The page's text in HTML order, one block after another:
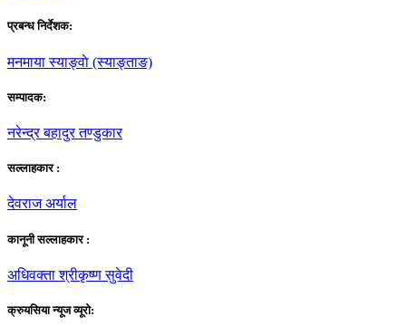
प्रबन्ध निर्देशक:
मनमाया स्याङ्वाे (स्याङ्ताङ)
सम्पादक:
नरेन्द्र बहादुर तण्डुकार
सल्लाहकार :
देवराज अर्याल
कानूनी सल्लाहकार :
अधिवक्ता श्रीकृष्ण सुवेदी
क्रुयसिया न्यूज व्यूराे: